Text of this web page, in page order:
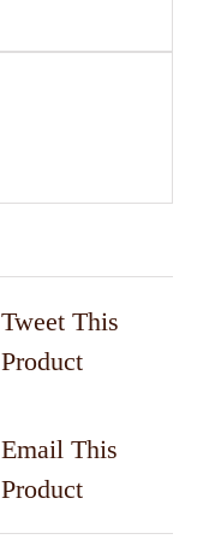
Tweet This
Product
Email This
Product